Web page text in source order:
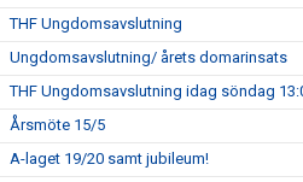
THF Ungdomsavslutning
Ungdomsavslutning/ årets domarinsats
THF Ungdomsavslutning idag söndag
Årsmöte 15/5
A-laget 19/20 samt jubileum!